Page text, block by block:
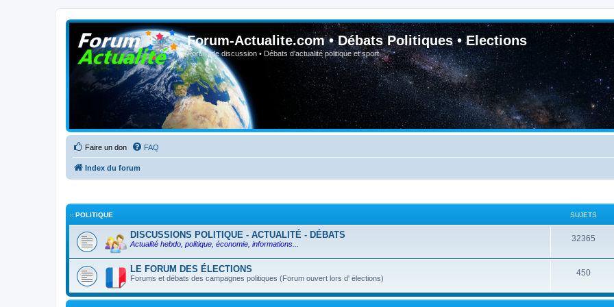
Forum-Actualite.com • Débats Politiques • Elections
Forum de discussion • Débats d'actualité politique et sport
Faire un don FAQ
Index du forum
:: POLITIQUE SUJETS
DISCUSSIONS POLITIQUE - ACTUALITÉ - DÉBATS
Actualité hebdo, politique, économie, informations...
32365
LE FORUM DES ÉLECTIONS
Forums et débats des campagnes politiques (Forum ouvert lors d' élections)
450